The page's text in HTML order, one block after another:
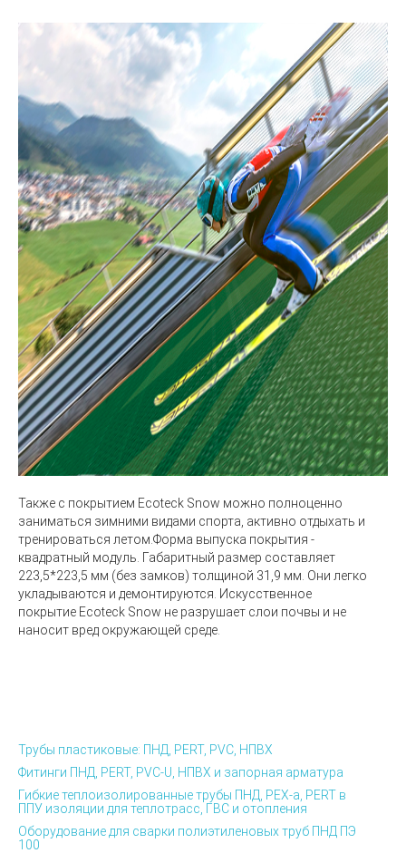
Также с покрытием Ecoteck Snow можно полноценно
заниматься зимними видами спорта, активно отдыхать и
тренироваться летом.Форма выпуска покрытия -
квадратный модуль. Габаритный размер составляет
223,5*223,5 мм (без замков) толщиной 31,9 мм. Они легко
укладываются и демонтируются. Искусственное
покрытие Ecoteck Snow не разрушает слои почвы и не
наносит вред окружающей среде.
Трубы пластиковые: ПНД, PERT, PVC, НПВХ
Фитинги ПНД, PERT, PVC-U, НПВХ и запорная арматура
Гибкие теплоизолированные трубы ПНД, PEX-а, PERT в
ППУ изоляции для теплотрасс, ГВС и отопления
Оборудование для сварки полиэтиленовых труб ПНД ПЭ
100